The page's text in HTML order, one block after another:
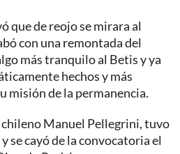
que de reojo se mirara al
con una remontada del
más tranquilo al Betis y ya
hechos y más
misión de la permanencia.
Manuel Pellegrini, tuvo
se cayó de la convocatoria el